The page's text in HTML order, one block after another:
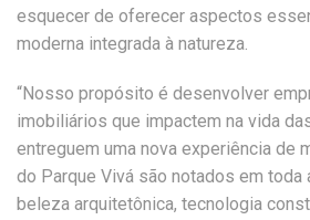
esquecer de oferecer aspectos
moderna integrada à natureza.
“Nosso propósito é desenvolver
imobiliários que impactem na vida
entreguem uma nova experiência de
do Parque Vivá são notados em toda
beleza arquitetônica, tecnologia